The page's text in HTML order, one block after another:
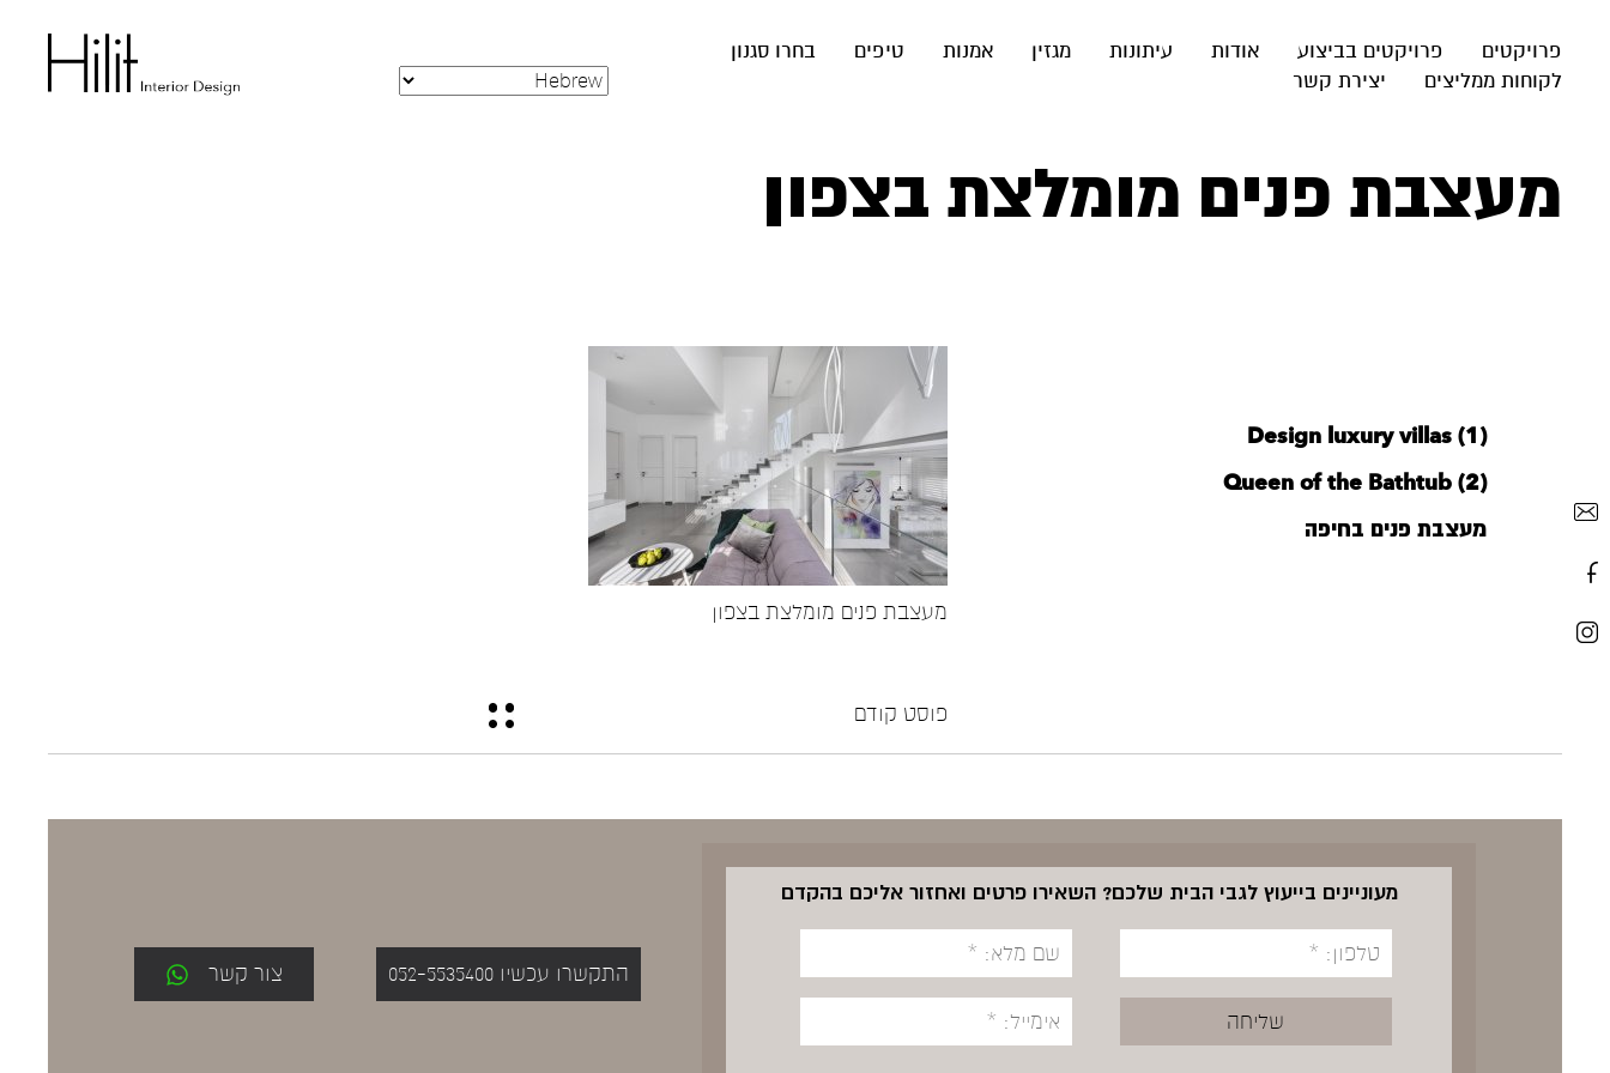
פרויקטים פרויקטים בביצוע אודות עיתונות מגזין אמנות טיפים
בחרו סגנון
לקוחות ממליצים
יצירת קשר
מעצבת פנים מומלצת בצפון
Design luxury villas (1)
Queen of the Bathtub (2)
מעצבת פנים בחיפה
מעצבת פנים מומלצת בצפון
פוסט קודם
מעוניינים בייעוץ לגבי הבית שלכם? השאירו פרטים ואחזור אליכם בהקדם
התקשרו עכשיו 052-5535400 צור קשר